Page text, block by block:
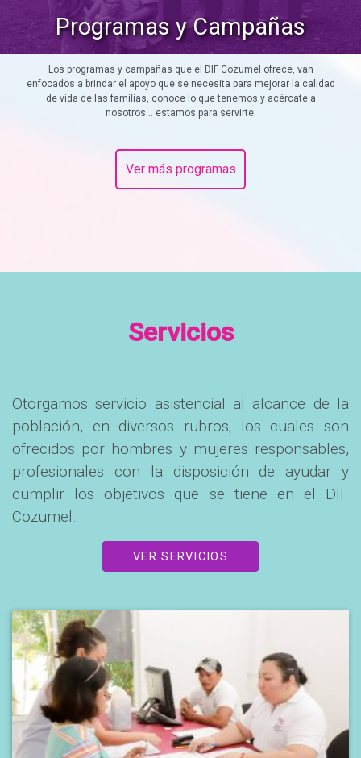
Programas y Campañas
Los programas y campañas que el DIF Cozumel ofrece, van
enfocados a brindar el apoyo que se necesita para mejorar la calidad
de vida de las familias, conoce lo que tenemos y acércate a
nosotros... estamos para servirte.
Ver más programas
Servicios
Otorgamos servicio asistencial al alcance de la
población, en diversos rubros; los cuales son
ofrecidos por hombres y mujeres responsables,
profesionales con la disposición de ayudar y
cumplir los objetivos que se tiene en el DIF
Cozumel.
VER SERVICIOS